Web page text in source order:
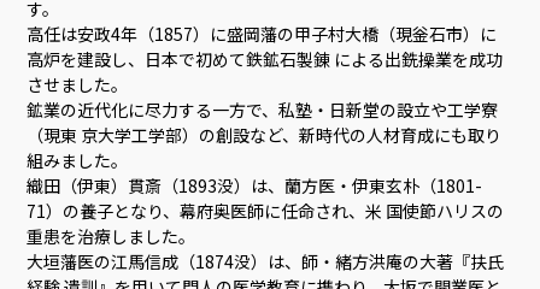
す。
高任は安政4年（1857）に盛岡藩の甲子村大橋（現釡石市）に
高炉を建設し、日本で初めて鉄鉱石製錬 による出銑操業を成功
させました。
鉱業の近代化に尽力する一方で、私塾・日新堂の設立や工学寮
（現東 京大学工学部）の創設など、新時代の人材育成にも取り
組みました。
織田（伊東）貫斎（1893没）は、蘭方医・伊東玄朴（1801-
71）の養子となり、幕府奥医師に任命され、米 国使節ハリスの
重患を治療しました。
大垣藩医の江馬信成（1874没）は、師・緒方洪庵の大著『扶氏